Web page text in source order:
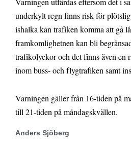
underkylt regn finns risk för
ishalka kan trafiken komma att gå
framkomlighetnen kan bli
trafikolyckor och det finns även en
inom buss- och flygtrafiken samt
Varningen gäller från 16-tiden på
till 21-tiden på måndagskvällen.
Anders Sjöberg